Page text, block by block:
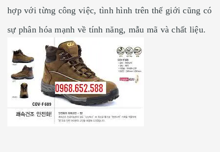
hợp với từng công việc, tình hình trên thế giới cũng có
sự phân hóa mạnh về tính năng, mẫu mã và chất liệu.